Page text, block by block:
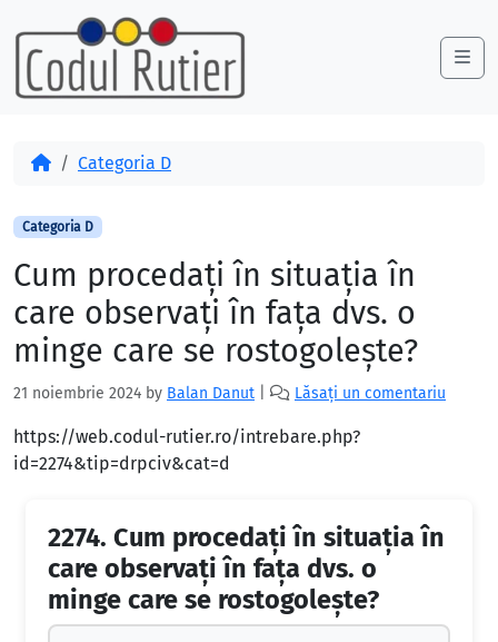
Skip to content
Skip to footer
AcasăCategoria D
Categoria D
Cum procedaţi în situaţia în
care observaţi în faţa dvs. o
minge care se rostogoleşte?
21 noiembrie 2024 by Balan Danut Lăsați un comentariu
https://web.codul-rutier.ro/intrebare.php?
id=2274&tip=drpciv&cat=d
2274. Cum procedaţi în situaţia în
care observaţi în faţa dvs. o
minge care se rostogoleşte?